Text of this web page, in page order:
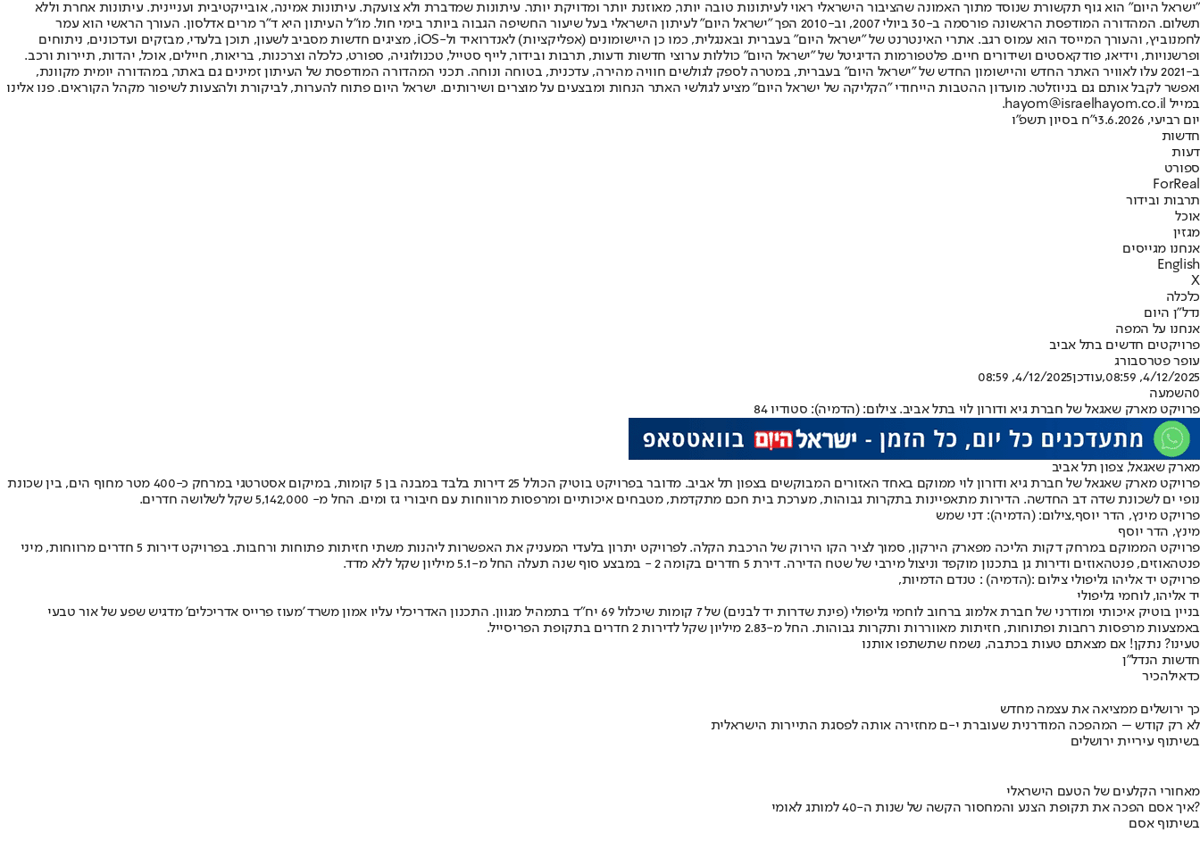
"ישראל היום" הוא גוף תקשורת שנוסד מתוך האמונה שהציבור הישראלי ראוי לעיתונות טובה יותר, מאוזנת יותר ומדויקת יותר. עיתונות שמדברת ולא צועקת. עיתונות אמינה, אובייקטיבית ועניינית. עיתונות אחרת וללא
תשלום. המהדורה המודפסת הראשונה פורסמה ב-30 ביולי 2007, וב-2010 הפך "ישראל היום" לעיתון הישראלי בעל שיעור החשיפה הגבוה ביותר בימי חול. מו"ל העיתון היא ד"ר מרים אדלסון. העורך הראשי הוא עמר
לחמנוביץ, והעורך המייסד הוא עמוס רגב. אתרי האינטרנט של "ישראל היום" בעברית ובאנגלית, כמו כן היישומונים (אפליקציות) לאנדרואיד ול-iOS, מציגים חדשות מסביב לשעון, תוכן בלעדי, מבזקים ועדכונים, ניתוחים
ופרשנויות, וידיאו, פודקאסטים ושידורים חיים. פלטפורמות הדיגיטל של "ישראל היום" כוללות ערוצי חדשות ודעות, תרבות ובידור, לייף סטייל, טכנולוגיה, ספורט, כלכלה וצרכנות, בריאות, חיילים, אוכל, יהדות, תיירות ורכב.
ב-2021 עלו לאוויר האתר החדש והיישומון החדש של "ישראל היום" בעברית, במטרה לספק לגולשים חוויה מהירה, עדכנית, בטוחה ונוחה. תכני המהדורה המודפסת של העיתון זמינים גם באתר, במהדורה יומית מקוונת,
ואפשר לקבל אותם גם בניוזלטר. מועדון ההטבות הייחודי "הקליקה של ישראל היום" מציע לגולשי האתר הנחות ומבצעים על מוצרים ושירותים. ישראל היום פתוח להערות, לביקורת ולהצעות לשיפור מקהל הקוראים. פנו אלינו
במייל hayom@israelhayom.co.il.
יום רביעי, 3.6.2026
י"ח בסיון תשפ"ו
חדשות
דעות
ספורט
ForReal
תרבות ובידור
אוכל
מגזין
אנחנו מגייסים
English
X
כלכלה
נדל"ן היום
אנחנו על המפה
פרויקטים חדשים בתל אביב
עופר פטרסבורג
4/12/2025, 08:59
,עודכן4/12/2025, 08:59
0השמעה
פרויקט מארק שאגאל של חברת גיא ודורון לוי בתל אביב. צילום: (הדמיה): סטודיו 84
מארק שאגאל, צפון תל אביב
פרויקט מארק שאגאל של חברת גיא ודורון לוי ממוקם באחד האזורים המבוקשים בצפון תל אביב. מדובר בפרויקט בוטיק הכולל 25 דירות בלבד במבנה בן 5 קומות, במיקום אסטרטגי במרחק כ-400 מטר מחוף הים, בין שכונת
נופי ים לשכונת שדה דב החדשה. הדירות מתאפיינות בתקרות גבוהות, מערכת בית חכם מתקדמת, מטבחים איכותיים ומרפסות מרווחות עם חיבורי גז ומים. החל מ- 5,142,000 שקל לשלושה חדרים.
פרויקט מינץ, הדר יוסף,צילום: (הדמיה): דני שמש
מינץ, הדר יוסף
פרויקט הממוקם במרחק דקות הליכה מפארק הירקון, סמוך לציר הקו הירוק של הרכבת הקלה. לפרויקט יתרון בלעדי המעניק את האפשרות ליהנות משתי חזיתות פתוחות ורחבות. בפרויקט דירות 5 חדרים מרווחות, מיני
פנטהאוזים, פנטהאוזים ודירות גן בתכנון מוקפד וניצול מירבי של שטח הדירה. דירת 5 חדרים בקומה 2 - במבצע סוף שנה תעלה החל מ-5.1 מיליון שקל ללא מדד.
פרויקט יד אליהו גליפולי צילום :(הדמיה) : טנדם הדמיות,
יד אליהו, לוחמי גליפולי
בניין בוטיק איכותי ומודרני של חברת אלמוג ברחוב לוחמי גליפולי (פינת שדרות יד לבנים) של 7 קומות שיכלול 69 יח"ד בתמהיל מגוון. התכנון האדריכלי עליו אמון משרד 'מעוז פרייס אדריכלים' מדגיש שפע של אור טבעי
באמצעות מרפסות רחבות ופתוחות, חזיתות מאווררות ותקרות גבוהות. החל מ-2.83 מיליון שקל לדירות 2 חדרים בתקופת הפריסייל.
טעינו? נתקן! אם מצאתם טעות בכתבה, נשמח שתשתפו אותנו
חדשות הנדל"ן
כדאילהכיר
כך ירושלים ממציאה את עצמה מחדש
לא רק קודש – המהפכה המודרנית שעוברת י-ם מחזירה אותה לפסגת התיירות הישראלית
בשיתוף עיריית ירושלים
מאחורי הקלעים של הטעם הישראלי
איך אסם הפכה את תקופת הצנע והמחסור הקשה של שנות ה-40 למותג לאומי?
בשיתוף אסם